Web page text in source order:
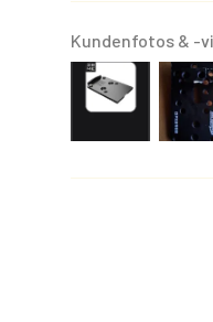
Kundenfotos & -